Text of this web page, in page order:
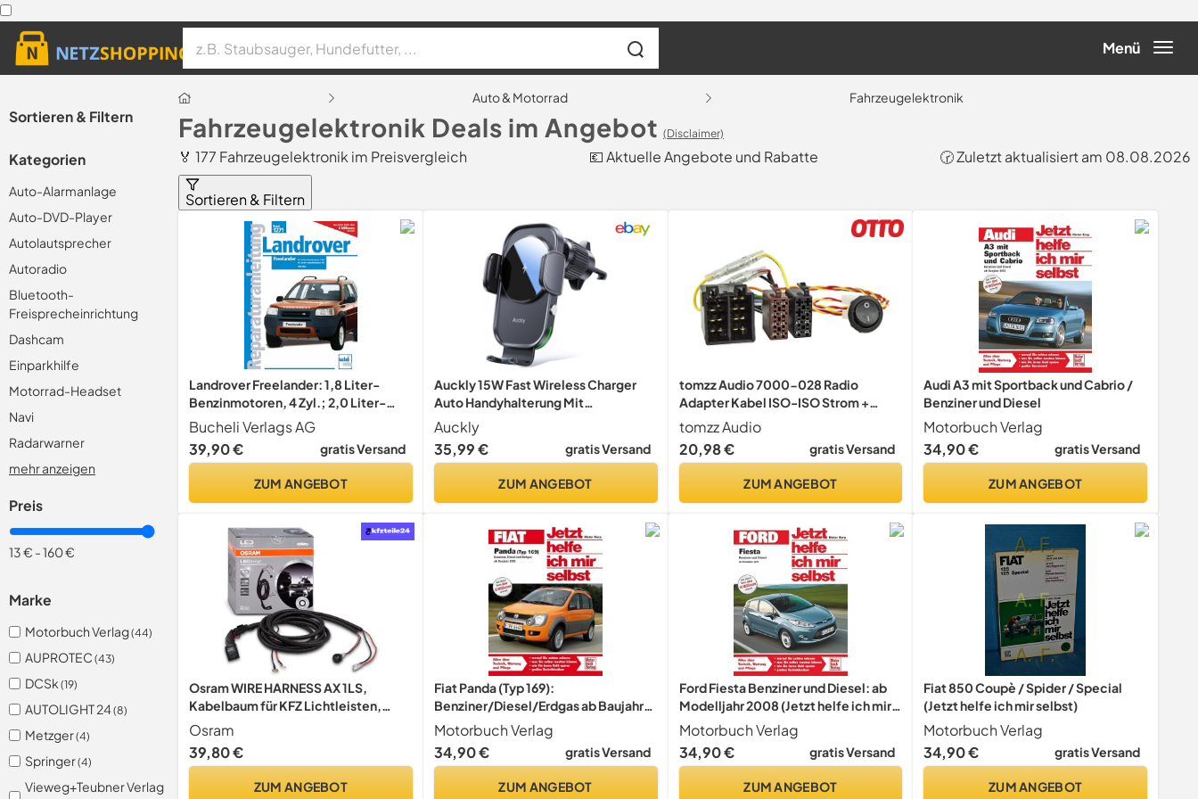
Menü
Sortieren & Filtern
Kategorien
Auto-Alarmanlage
Auto-DVD-Player
Autolautsprecher
Autoradio
Bluetooth-
Freisprecheinrichtung
Dashcam
Einparkhilfe
Motorrad-Headset
Navi
Radarwarner
mehr anzeigen
Preis
13 € -160 €
Marke
Motorbuch Verlag(44)
AUPROTEC (43)
DCSk (19)
AUTOLIGHT 24 (8)
Metzger(4)
Springer(4)
Vieweg+Teubner Verlag
Auto & Motorrad Fahrzeugelektronik
Fahrzeugelektronik Deals im Angebot (Disclaimer)
🏅 177 Fahrzeugelektronik im Preisvergleich 💶 Aktuelle Angebote und Rabatte 🕝 Zuletzt aktualisiert am 08.08.2026
Sortieren & Filtern
Landrover Freelander: 1,8 Liter-
Benzinmotoren, 4 Zyl.; 2,0 Liter-
Turbodieselmotor TDI. 1997-2003
(Reparaturanleitungen)
Bucheli Verlags AG
39,90 €
gratis Versand
ZUM ANGEBOT
Auckly 15W Fast Wireless Charger
Auto Handyhalterung Mit
Ladefunktion Automatischer
Induktion Motor Betrieb Qi
Ladestation Auto Kfz Handy
Samsung Huawei LG usw
Auckly
35,99 €
gratis Versand
ZUM ANGEBOT
tomzz Audio 7000-028 Radio
Adapter Kabel ISO-ISO Strom +
Lautsprecher mit EIN-AUS Schalter
z.B. für Wohnmobile FIAT Ducato
(Radio EIN ohne Zündung)
tomzz Audio
20,98 €
gratis Versand
ZUM ANGEBOT
Audi A3 mit Sportback und Cabrio /
Benziner und Diesel
Motorbuch Verlag
34,90 €
gratis Versand
ZUM ANGEBOT
Osram WIRE HARNESS AX 1LS,
Kabelbaum für KFZ Lichtleisten,
Kabelbaumkit, Kabellsatz zur
Installation einer Lichtquelle,
Adapter Scheinwerfer, LEDDL ACC
Osram
39,80 €
ZUM ANGEBOT
Fiat Panda (Typ 169):
Benziner/Diesel/Erdgas ab Baujahr
2003 (Jetzt helfe ich mir selbst)
Motorbuch Verlag
34,90 €
gratis Versand
ZUM ANGEBOT
Ford Fiesta Benziner und Diesel: ab
Modelljahr 2008 (Jetzt helfe ich mir
selbst)
Motorbuch Verlag
34,90 €
gratis Versand
ZUM ANGEBOT
Fiat 850 Coupè / Spider / Special
(Jetzt helfe ich mir selbst)
Motorbuch Verlag
34,90 €
gratis Versand
ZUM ANGEBOT